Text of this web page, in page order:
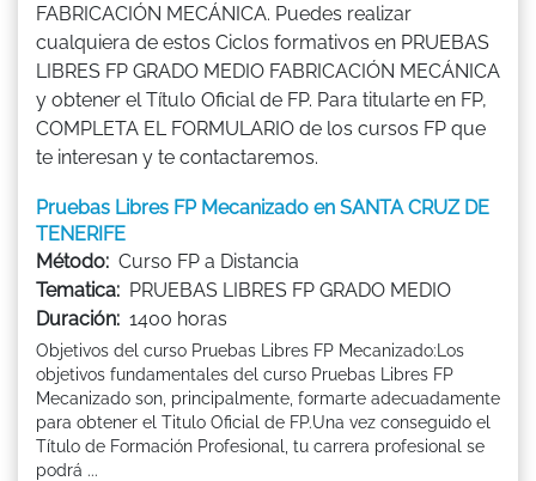
FABRICACIÓN MECÁNICA. Puedes realizar
cualquiera de estos Ciclos formativos en PRUEBAS
LIBRES FP GRADO MEDIO FABRICACIÓN MECÁNICA
y obtener el Título Oficial de FP. Para titularte en FP,
COMPLETA EL FORMULARIO de los cursos FP que
te interesan y te contactaremos.
Pruebas Libres FP Mecanizado en SANTA CRUZ DE
TENERIFE
Método: Curso FP a Distancia
Tematica: PRUEBAS LIBRES FP GRADO MEDIO
Duración: 1400 horas
Objetivos del curso Pruebas Libres FP Mecanizado:Los
objetivos fundamentales del curso Pruebas Libres FP
Mecanizado son, principalmente, formarte adecuadamente
para obtener el Titulo Oficial de FP.Una vez conseguido el
Título de Formación Profesional, tu carrera profesional se
podrá ...